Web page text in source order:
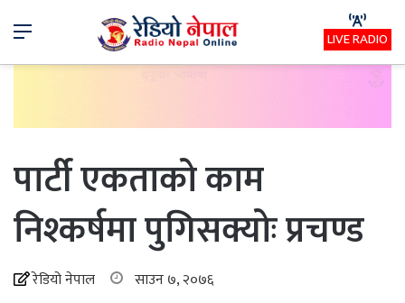
Menu LIVE RADIO
पार्टी एकताको काम
निश्कर्षमा पुगिसक्योः प्रचण्ड
रेडियो नेपाल साउन ७, २०७६